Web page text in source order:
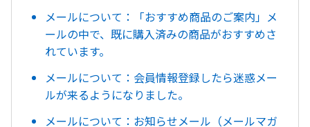
メールについて：「おすすめ商品のご案内」メ
ールの中で、既に購入済みの商品がおすすめさ
れています。
メールについて：会員情報登録したら迷惑メー
ルが来るようになりました。
メールについて：お知らせメール（メールマガ